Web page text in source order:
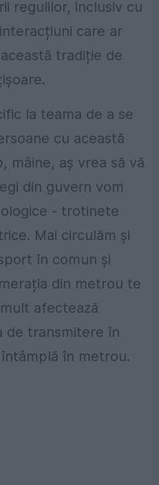
regulilor, inclusiv cu
care ar
tradiție de
la teama de a se
cu această
mâine, aș vrea să vă
din guvern vom
- trotinete
Mai circulăm și
în comun și
din metrou te
afectează
de transmitere în
în metrou.